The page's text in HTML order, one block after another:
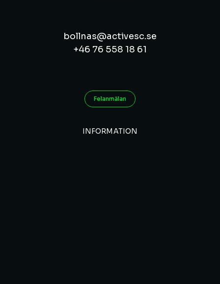
bollnas@activesc.se
+46 76 558 18 61
Felanmälan
INFORMATION